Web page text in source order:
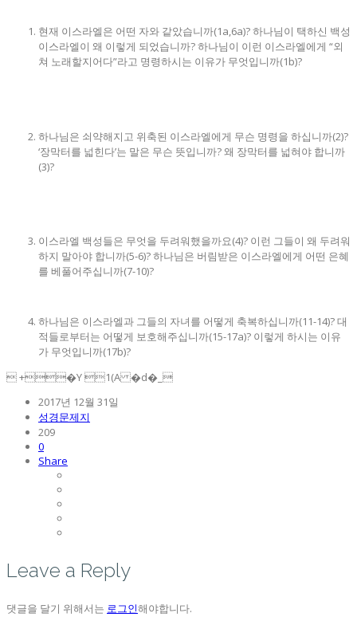
현재 이스라엘은 어떤 자와 같았습니까(1a,6a)? 하나님이 택하신 백성
이스라엘이 왜 이렇게 되었습니까? 하나님이 이런 이스라엘에게 “외
쳐 노래할지어다”라고 명령하시는 이유가 무엇입니까(1b)?
하나님은 쇠약해지고 위축된 이스라엘에게 무슨 명령을 하십니까(2)?
‘장막터를 넓힌다’는 말은 무슨 뜻입니까? 왜 장막터를 넓혀야 합니까
(3)?
이스라엘 백성들은 무엇을 두려워했을까요(4)? 이런 그들이 왜 두려워
하지 말아야 합니까(5-6)? 하나님은 버림받은 이스라엘에게 어떤 은혜
를 베풀어주십니까(7-10)?
하나님은 이스라엘과 그들의 자녀를 어떻게 축복하십니까(11-14)? 대
적들로부터는 어떻게 보호해주십니까(15-17a)? 이렇게 하시는 이유
가 무엇입니까(17b)?
 +�Y 1(A �d�_
2017년 12월 31일
성경문제지
209
0
Share
Leave a Reply
댓글을 달기 위해서는 로그인해야합니다.